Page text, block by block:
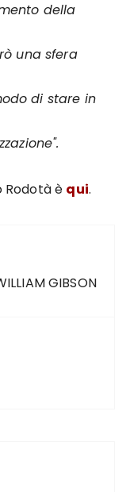
della
una sfera
di stare in
Rodotà è qui.
GIBSON